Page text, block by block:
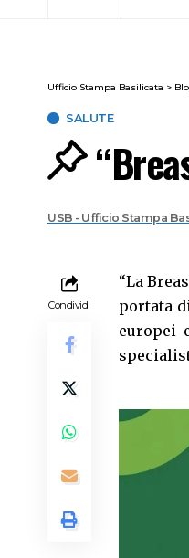
Ufficio Stampa Basilicata >
SALUTE
USB - Ufficio Stampa
Condividi
“La
portata
europei